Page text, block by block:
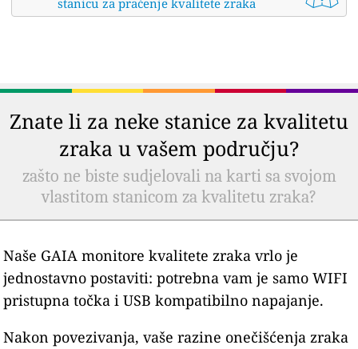
stanicu za praćenje kvalitete zraka
Znate li za neke stanice za kvalitetu
zraka u vašem području?
zašto ne biste sudjelovali na karti sa svojom
vlastitom stanicom za kvalitetu zraka?
Naše GAIA monitore kvalitete zraka vrlo je
jednostavno postaviti: potrebna vam je samo WIFI
pristupna točka i USB kompatibilno napajanje.
Nakon povezivanja, vaše razine onečišćenja zraka